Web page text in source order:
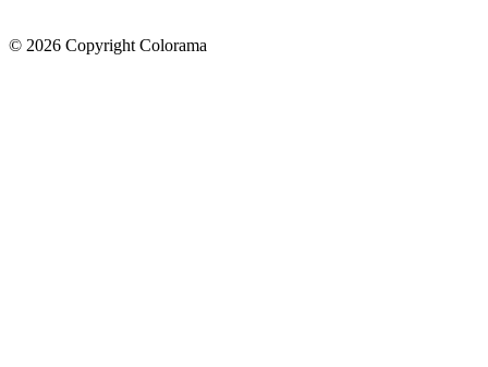
© 2026 Copyright Colorama